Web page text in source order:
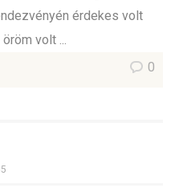
érdekes volt
volt ...
0